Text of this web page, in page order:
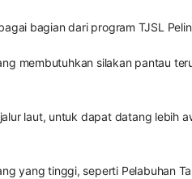
bagian dari program TJSL
membutuhkan silakan pantau
laut, untuk dapat datang lebih
yang tinggi, seperti Pelabuhan